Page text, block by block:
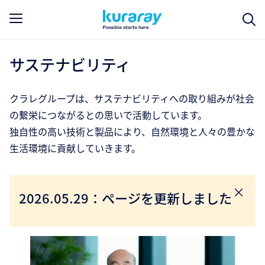
サステナビリティ
クラレグループは、サステナビリティへの取り組みが社会
の繫栄につながるとの思いで活動しています。
独自性の高い技術と製品により、自然環境と人々の豊かな
生活環境に貢献していきます。
2026.05.29：ページを更新しました